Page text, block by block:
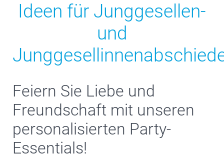
Ideen für Junggesellen-
und
Feiern Sie Liebe und
Freundschaft mit unseren
personalisierten Party-
Essentials!